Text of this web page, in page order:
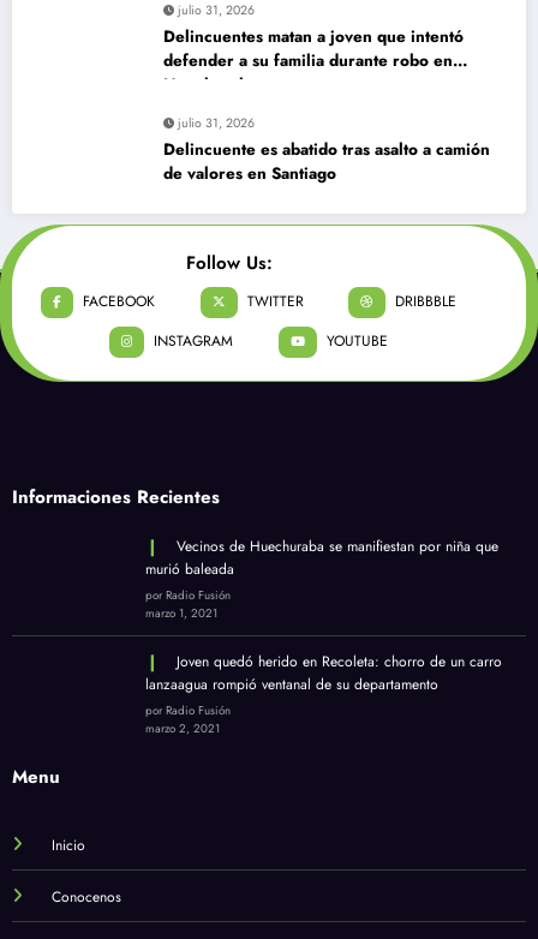
julio 31, 2026
Delincuentes matan a joven que intentó
defender a su familia durante robo en
Huechuraba
julio 31, 2026
Delincuente es abatido tras asalto a camión
de valores en Santiago
Follow Us:
FACEBOOK TWITTER
DRIBBBLE
INSTAGRAM
YOUTUBE
Informaciones Recientes
Vecinos de Huechuraba se manifiestan por niña que
murió baleada
por Radio Fusión
marzo 1, 2021
Joven quedó herido en Recoleta: chorro de un carro
lanzaagua rompió ventanal de su departamento
por Radio Fusión
marzo 2, 2021
Menu
Inicio
Conocenos